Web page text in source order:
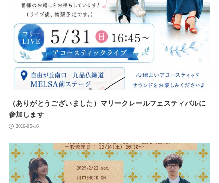
（ありがとうございました）マリークレールフェスティバルに
参加します
2026-05-16